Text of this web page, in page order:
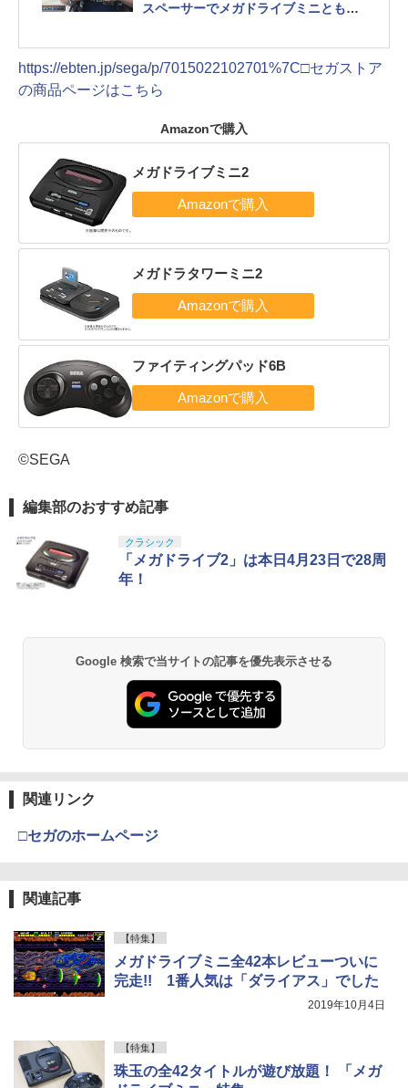
スペーサーでメガドライブミニともオ
https://ebten.jp/sega/p/7015022102701%7C□セガストア
の商品ページはこちら
Amazonで購入
メガドライブミニ2
メガドラタワーミニ2
ファイティングパッド6B
©SEGA
編集部のおすすめ記事
クラシック
「メガドライブ2」は本日4月23日で28周
年！
Google 検索で当サイトの記事を優先表示させる
関連リンク
□セガのホームページ
関連記事
【特集】
メガドライブミニ全42本レビューついに
完走!! 1番人気は「ダライアス」でした
2019年10月4日
【特集】
珠玉の全42タイトルが遊び放題！ 「メガ